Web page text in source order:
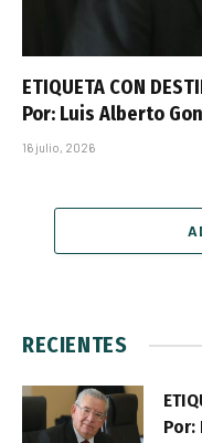
ETIQUETA CON
Por: Luis Alberto
16 julio, 2026
RECIENTES
Por: